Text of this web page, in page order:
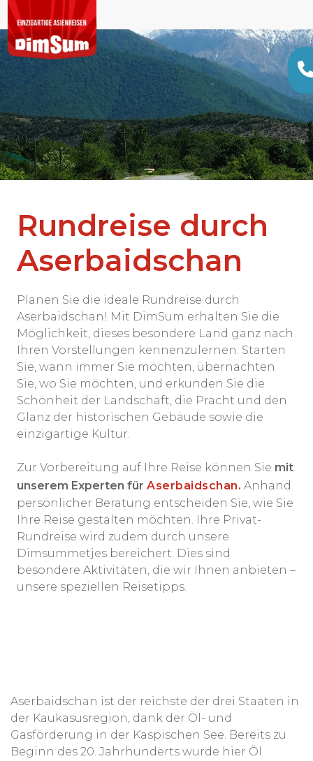
Rundreise durch
Aserbaidschan
Planen Sie die ideale Rundreise durch
Aserbaidschan! Mit DimSum erhalten Sie die
Möglichkeit, dieses besondere Land ganz nach
Ihren Vorstellungen kennenzulernen. Starten
Sie, wann immer Sie möchten, übernachten
Sie, wo Sie möchten, und erkunden Sie die
Schönheit der Landschaft, die Pracht und den
Glanz der historischen Gebäude sowie die
einzigartige Kultur.
Zur Vorbereitung auf Ihre Reise können Sie mit
unserem Experten für Aserbaidschan. Anhand
persönlicher Beratung entscheiden Sie, wie Sie
Ihre Reise gestalten möchten. Ihre Privat-
Rundreise wird zudem durch unsere
Dimsummetjes bereichert. Dies sind
besondere Aktivitäten, die wir Ihnen anbieten –
unsere speziellen Reisetipps.
Aserbaidschan ist der reichste der drei Staaten in
der Kaukasusregion, dank der Öl- und
Gasförderung in der Kaspischen See. Bereits zu
Beginn des 20. Jahrhunderts wurde hier Öl